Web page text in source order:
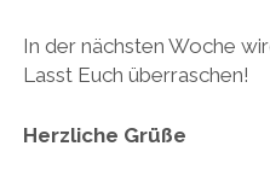
In der nächsten Woche
Lasst Euch überraschen!
Herzliche Grüße